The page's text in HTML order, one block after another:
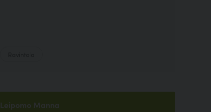
Leipomo Manna